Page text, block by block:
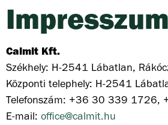
Impresszum
Calmit Kft.
Székhely: H-2541 Lábatlan,
Központi telephely: H-2541
Telefonszám: +36 30 339 1726,
E-mail: office@calmit.hu